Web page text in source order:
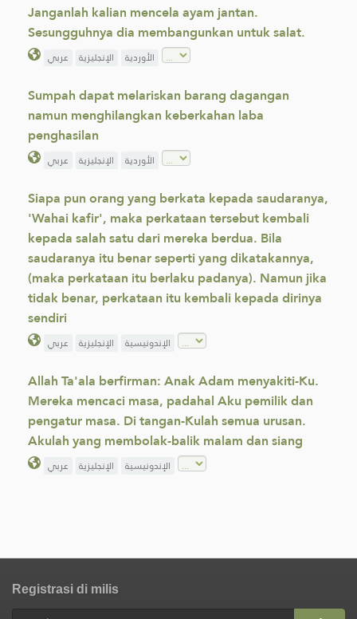
Janganlah kalian mencela ayam jantan.
Sesungguhnya dia membangunkan untuk salat.
عربي الإنجليزية الأوردية
Sumpah dapat melariskan barang dagangan
namun menghilangkan keberkahan laba
penghasilan
عربي الإنجليزية الأوردية
Siapa pun orang yang berkata kepada saudaranya,
'Wahai kafir', maka perkataan tersebut kembali
kepada salah satu dari mereka berdua. Bila
saudaranya itu benar seperti yang dikatakannya,
(maka perkataan itu berlaku padanya). Namun jika
tidak benar, perkataan itu kembali kepada dirinya
sendiri
عربي الإنجليزية الإندونيسية
Allah Ta'ala berfirman: Anak Adam menyakiti-Ku.
Mereka mencaci masa, padahal Aku pemilik dan
pengatur masa. Di tangan-Kulah semua urusan.
Akulah yang membolak-balik malam dan siang
عربي الإنجليزية الإندونيسية
Registrasi di milis